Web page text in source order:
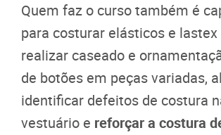
Quem faz o curso também é
para costurar elásticos e lastex
realizar caseado e
de botões em peças variadas,
identificar defeitos de costura
vestuário e reforçar a costura